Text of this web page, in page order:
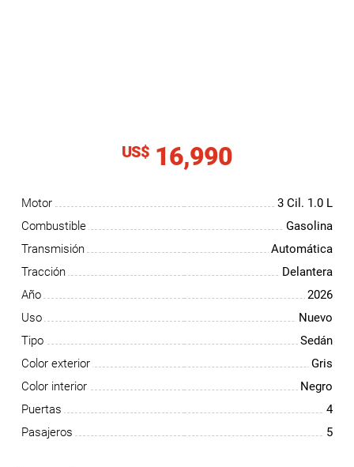
US$ 16,990
Motor 3 Cil. 1.0 L
Combustible
Gasolina
Transmisión
Automática
Tracción
Delantera
Año
2026
Uso
Nuevo
Tipo
Sedán
Color exterior
Gris
Color interior
Negro
Puertas
4
Pasajeros
5